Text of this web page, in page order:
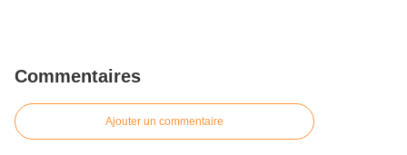
Commentaires
Ajouter un commentaire